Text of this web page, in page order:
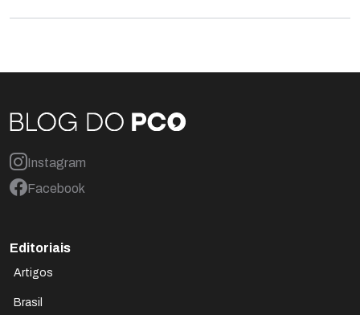
Instagram
Facebook
Editoriais
Artigos
Brasil